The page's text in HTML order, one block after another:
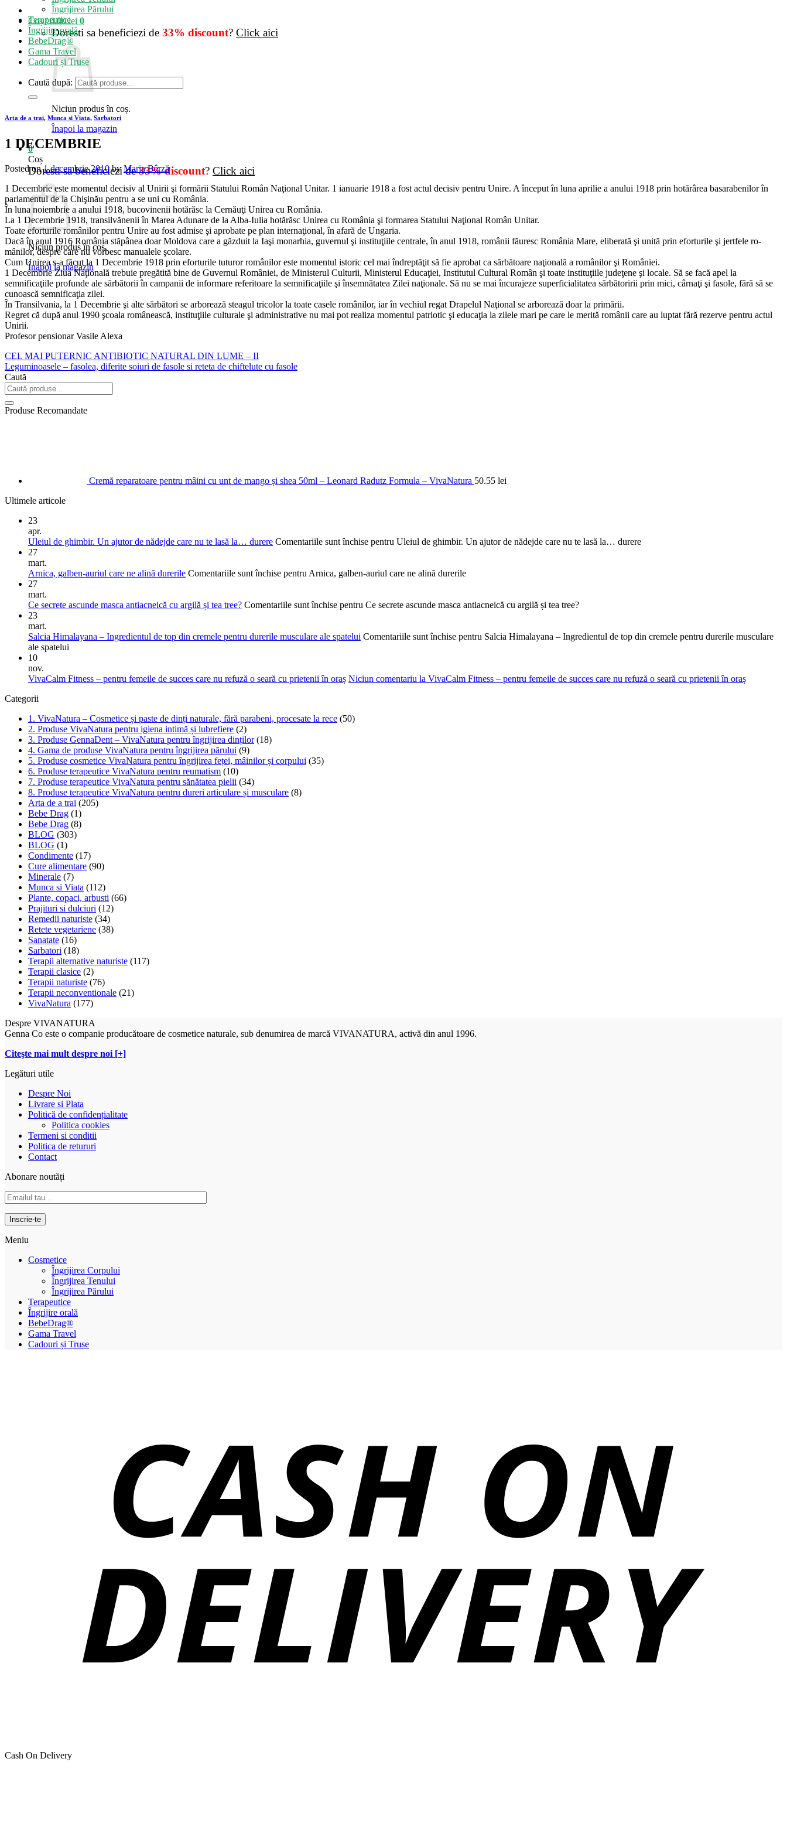
Coș /0.00lei 0
Doresti sa beneficiezi de 33% discount? Click aici
Niciun produs în coș.
Înapoi la magazin
0
Coș
Doresti sa beneficiezi de33% discount? Click aici
Niciun produs în coș.
Înapoi la magazin
Îngrijirea Părului
Terapeutice
Îngrijire orală
BebeDrag®
Gama Travel
Cadouri și Truse
Caută după:
Arta de a trai, Munca si Viata, Sarbatori
1 DECEMBRIE
Posted on1 decembrie 2010 byMaria Bârză
1 Decembrie este momentul decisiv al Unirii şi formării Statului Român Naţional Unitar. 1 ianuarie 1918 a fost actul decisiv pentru Unire. A început în luna aprilie a anului 1918 prin hotărârea basarabenilor în
parlamentul de la Chişinău pentru a se uni cu România.
În luna noiembrie a anului 1918, bucovinenii hotărăsc la Cernăuţi Unirea cu România.
La 1 Decembrie 1918, transil­vă­nenii în Marea Adunare de la Alba-Iulia hotărăsc Unirea cu România şi formarea Statului Naţional Român Unitar.
Toate eforturile românilor pentru Unire au fost admise şi aprobate pe plan internaţional, în afară de Ungaria.
Dacă în anul 1916 România stă­pânea doar Moldova care a găz­duit la Iaşi monarhia, guvernul şi insti­tuţiile centrale, în anul 1918, ro­mânii făuresc România Mare, eli­berată şi unită prin eforturile şi jertfele ro­
mânilor, despre care nu vorbesc ma­nualele şcolare.
Cum Unirea s-a făcut la 1 Decembrie 1918 prin eforturile tuturor românilor este momentul istoric cel mai îndreptăţit să fie aprobat ca sărbătoare naţională a românilor şi României.
1 Decembrie Ziua Naţională trebuie pregătită bine de Guvernul României, de Ministerul Culturii, Ministerul Educaţiei, Institutul Cultural Român şi toate instituţiile judeţene şi locale. Să se facă apel la
semnificaţiile profunde ale sărbătorii în campanii de informare referitoare la semnificaţiile şi însemnătatea Zilei naţionale. Să nu se mai încurajeze superficialitatea sărbătoririi prin mici, cârnaţi şi fasole, fără să se
cunoască semnificaţia zilei.
În Transilvania, la 1 Decembrie şi alte sărbători se arborează steagul tricolor la toate casele românilor, iar în vechiul regat Drapelul Naţional se arborează doar la primării.
Regret că după anul 1990 şcoala românească, instituţiile culturale şi administrative nu mai pot realiza momentul patriotic şi educaţia la zilele mari pe care le merită românii care au luptat fără rezerve pentru actul
Unirii.
Profesor pensionar Vasile Alexa
CEL MAI PUTERNIC ANTIBIOTIC NATURAL DIN LUME – II
Leguminoasele – fasolea, diferite soiuri de fasole si reteta de chiftelute cu fasole
Caută
Produse Recomandate
Cremă reparatoare pentru mâini cu unt de mango și shea 50ml – Leonard Radutz Formula – VivaNatura 50.55 lei
Ultimele articole
23
apr.
Uleiul de ghimbir. Un ajutor de nădejde care nu te lasă la… durere Comentariile sunt închise pentru Uleiul de ghimbir. Un ajutor de nădejde care nu te lasă la… durere
27
mart.
Arnica, galben-auriul care ne alină durerile Comentariile sunt închise pentru Arnica, galben-auriul care ne alină durerile
27
mart.
Ce secrete ascunde masca antiacneică cu argilă și tea tree? Comentariile sunt închise pentru Ce secrete ascunde masca antiacneică cu argilă și tea tree?
23
mart.
Salcia Himalayana – Ingredientul de top din cremele pentru durerile musculare ale spatelui Comentariile sunt închise pentru Salcia Himalayana – Ingredientul de top din cremele pentru durerile musculare
ale spatelui
10
nov.
VivaCalm Fitness – pentru femeile de succes care nu refuză o seară cu prietenii în oraș Niciun comentariu la VivaCalm Fitness – pentru femeile de succes care nu refuză o seară cu prietenii în oraș
Categorii
1. VivaNatura – Cosmetice și paste de dinți naturale, fără parabeni, procesate la rece (50)
2. Produse VivaNatura pentru igiena intimă și lubrefiere (2)
3. Produse GennaDent – VivaNatura pentru îngrijirea dinților(18)
4. Gama de produse VivaNatura pentru îngrijirea părului (9)
5. Produse cosmetice VivaNatura pentru îngrijirea feței, mâinilor și corpului (35)
6. Produse terapeutice VivaNatura pentru reumatism (10)
7. Produse terapeutice VivaNatura pentru sănătatea pielii (34)
8. Produse terapeutice VivaNatura pentru dureri articulare și musculare (8)
Arta de a trai (205)
Bebe Drag (1)
Bebe Drag (8)
BLOG (303)
BLOG (1)
Condimente (17)
Cure alimentare (90)
Minerale (7)
Munca si Viata (112)
Plante, copaci, arbusti (66)
Prajituri si dulciuri (12)
Remedii naturiste (34)
Retete vegetariene (38)
Sanatate (16)
Sarbatori (18)
Terapii alternative naturiste (117)
Terapii clasice (2)
Terapii naturiste (76)
Terapii neconventionale (21)
VivaNatura (177)
Despre VIVANATURA
Genna Co este o companie producătoare de cosmetice naturale, sub denumirea de marcă VIVANATURA, activă din anul 1996.
Citeşte mai mult despre noi [+]
Legături utile
Despre Noi
Livrare si Plata
Politică de confidențialitate
Politica cookies
Termeni si conditii
Politica de retururi
Contact
Abonare noutăți
Meniu
Cosmetice
Îngrijirea Corpului
Îngrijirea Tenului
Îngrijirea Părului
Terapeutice
Îngrijire orală
BebeDrag®
Gama Travel
Cadouri și Truse
Cash On Delivery